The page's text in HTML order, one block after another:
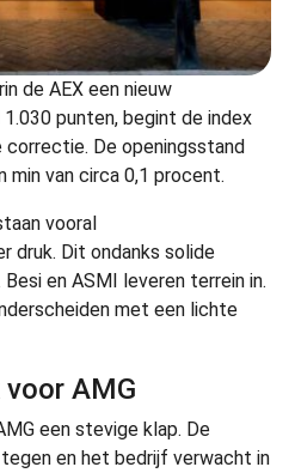
de AEX een nieuw
punten, begint de index
De openingsstand
min van circa 0,1 procent.
vooral
druk. Dit ondanks solide
en ASMI leveren terrein in.
met een lichte
AMG
een stevige klap. De
en het bedrijf verwacht in